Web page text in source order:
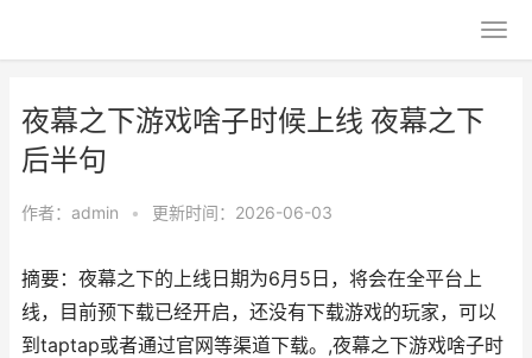
夜幕之下游戏啥子时候上线 夜幕之下
后半句
作者： admin • 更新时间：2026-06-03
摘要：夜幕之下的上线日期为6月5日，将会在全平台上
线，目前预下载已经开启，还没有下载游戏的玩家，可以
到taptap或者通过官网等渠道下载。,夜幕之下游戏啥子时